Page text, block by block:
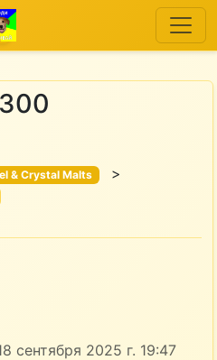
& Crystal Malts >
сентября 2025 г. 19:47